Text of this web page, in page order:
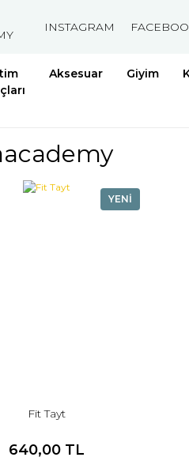
INSTAGRAM
Aksesuar Giyim
YENİ
Fit Tayt
640,00 TL